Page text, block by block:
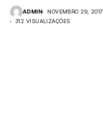
ADMIN NOVEMBRO 29, 2017
312 VISUALIZAÇÕES